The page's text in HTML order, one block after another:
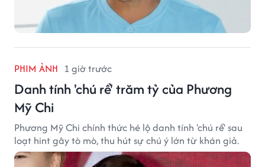
PHIM ẢNH 1 giờ trước
Danh tính 'chú rể' trăm tỷ của Phương
Mỹ Chi
Phương Mỹ Chi chính thức hé lộ danh tính 'chú rể' sau
loạt hint gây tò mò, thu hút sự chú ý lớn từ khán giả.